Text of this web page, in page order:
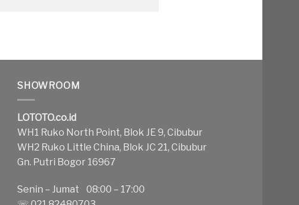
SHOWROOM
LOTOTO.co.id
WH1 Ruko North Point, Blok JE 9, Cibubur
WH2 Ruko Little China, Blok JC 21, Cibubur
Gn. Putri Bogor 16967
Senin – Jumat 08:00 – 17:00